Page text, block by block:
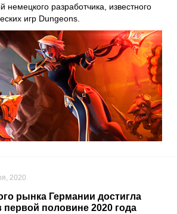
немецкого разработчика, известного
игр Dungeons.
2020
рынка Германии достигла
первой половине 2020 года